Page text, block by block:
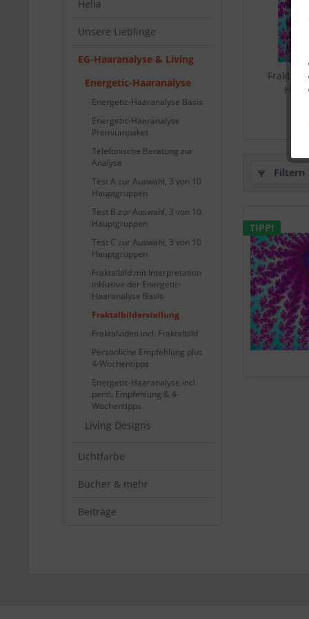
Helia
Unsere Lieblinge
EG-Haaranalyse & Living
Energetic-Haaranalyse
Energetic-Haaranalyse Basis
Energetic-Haaranalyse
Premiumpaket
Telefonische Beratung zur
Analyse
Test A zur Auswahl, 3 von 10
Hauptgruppen
Test B zur Auswahl, 3 von 10
Hauptgruppen
Test C zur Auswahl, 3 von 10
Hauptgruppen
Fraktalbild mit Interpretation
inklusive der Energetic-
Haaranalyse Basis
Fraktalbilderstellung
Fraktalvideo incl. Fraktalbild
Persönliche Empfehlung plus
4-Wochentipps
Energetic-Haaranalyse incl.
persl. Empfehlung & 4-
Wochentipps
Living Designs
Lichtfarbe
Bücher & mehr
Beiträge
Filtern
TIPP!